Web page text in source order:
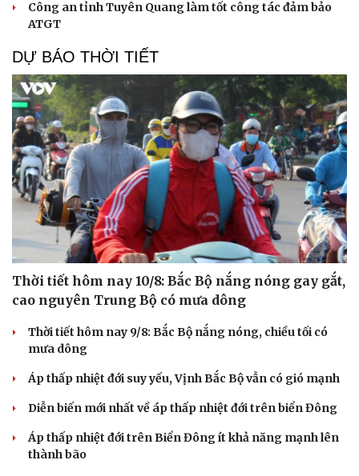
Du lịch
Tư vấn
Săn Tour
check-in
Podcast
Câu chuyện thời sự
Đọc truyện đêm khuya
Cửa sổ tình yêu
Kể chuyện cho bé
Hạt giống tâm hồn
Công an tỉnh Tuyên Quang làm tốt công tác đảm bảo
ATGT
DỰ BÁO THỜI TIẾT
Thời tiết hôm nay 10/8: Bắc Bộ nắng nóng gay gắt,
cao nguyên Trung Bộ có mưa dông
Thời tiết hôm nay 9/8: Bắc Bộ nắng nóng, chiều tối có
mưa dông
Áp thấp nhiệt đới suy yếu, Vịnh Bắc Bộ vẫn có gió mạnh
Diễn biến mới nhất về áp thấp nhiệt đới trên biển Đông
Áp thấp nhiệt đới trên Biển Đông ít khả năng mạnh lên
thành bão